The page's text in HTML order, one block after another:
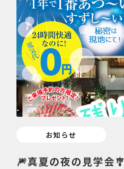
お知らせ
🎆真夏の夜の見学会🎐